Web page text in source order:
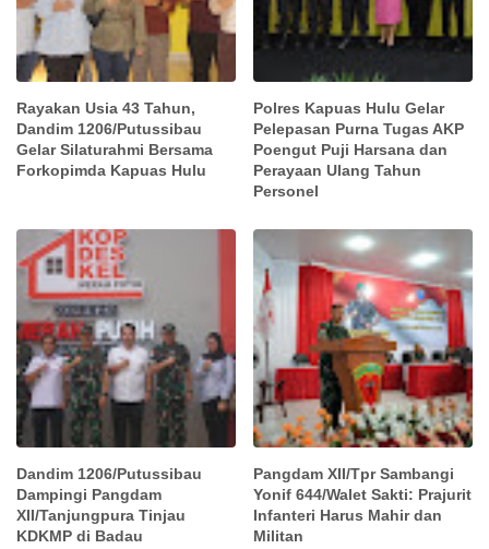
Rayakan Usia 43 Tahun,
Dandim 1206/Putussibau
Gelar Silaturahmi Bersama
Forkopimda Kapuas Hulu
Polres Kapuas Hulu Gelar
Pelepasan Purna Tugas AKP
Poengut Puji Harsana dan
Perayaan Ulang Tahun
Personel
Dandim 1206/Putussibau
Dampingi Pangdam
XII/Tanjungpura Tinjau
KDKMP di Badau
Pangdam XII/Tpr Sambangi
Yonif 644/Walet Sakti: Prajurit
Infanteri Harus Mahir dan
Militan